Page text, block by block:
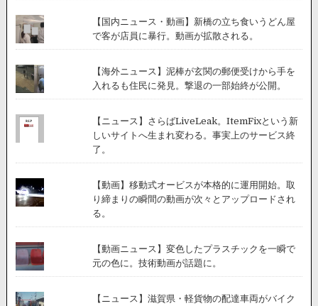
【国内ニュース・動画】新橋の立ち食いうどん屋
で客が店員に暴行。動画が拡散される。
【海外ニュース】泥棒が玄関の郵便受けから手を
入れるも住民に発見。撃退の一部始終が公開。
【ニュース】さらばLiveLeak。ItemFixという新
しいサイトへ生まれ変わる。事実上のサービス終
了。
【動画】移動式オービスが本格的に運用開始。取
り締まりの瞬間の動画が次々とアップロードされ
る。
【動画ニュース】変色したプラスチックを一瞬で
元の色に。技術動画が話題に。
【ニュース】滋賀県・軽貨物の配達車両がバイク